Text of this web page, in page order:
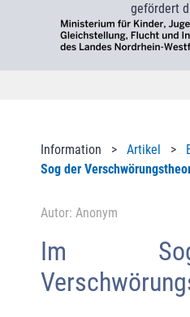
gefördert
Information > Artikel >
Sog der
Autor: Anonym
Im